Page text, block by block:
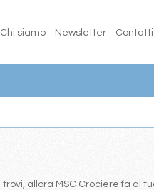
Chi siamo Newsletter Contatti
allora MSC Crociere fa al